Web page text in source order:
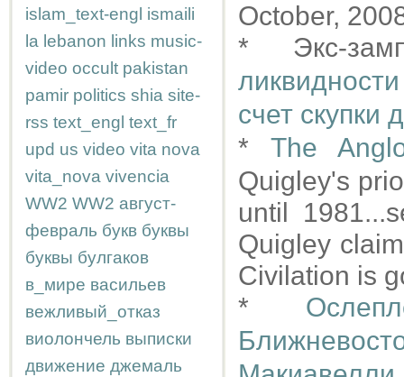
islam_text-engl ismaili
la lebanon links music-
video occult pakistan
pamir politics shia site-
rss text_engl text_fr
upd us video vita nova
vita_nova vivencia
WW2 WW2 август-
февраль букв буквы
буквы булгаков
в_мире васильев
вежливый_отказ
виолончель выписки
движение джемаль
October,
* Экс-
счет скупки
* The
Quigley's
until
Quigley
Civilation is
*